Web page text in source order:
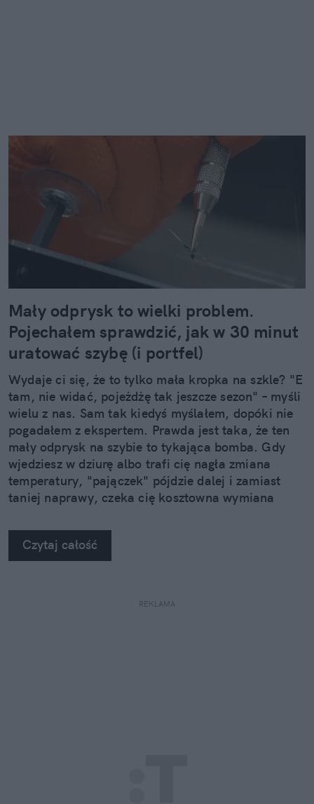
Mały odprysk to wielki problem.
Pojechałem sprawdzić, jak w 30 minut
uratować szybę (i portfel)
Wydaje ci się, że to tylko mała kropka na szkle? "E
tam, nie widać, pojeżdżę tak jeszcze sezon" – myśli
wielu z nas. Sam tak kiedyś myślałem, dopóki nie
pogadałem z ekspertem. Prawda jest taka, że ten
mały odprysk na szybie to tykająca bomba. Gdy
wjedziesz w dziurę albo trafi cię nagła zmiana
temperatury, "pajączek" pójdzie dalej i zamiast
taniej naprawy, czeka cię kosztowna wymiana
na własne oczy zobaczyć, jak profesjonaliści radzą
sobie z takimi uszkodzeniami.
Czytaj całość
REKLAMA